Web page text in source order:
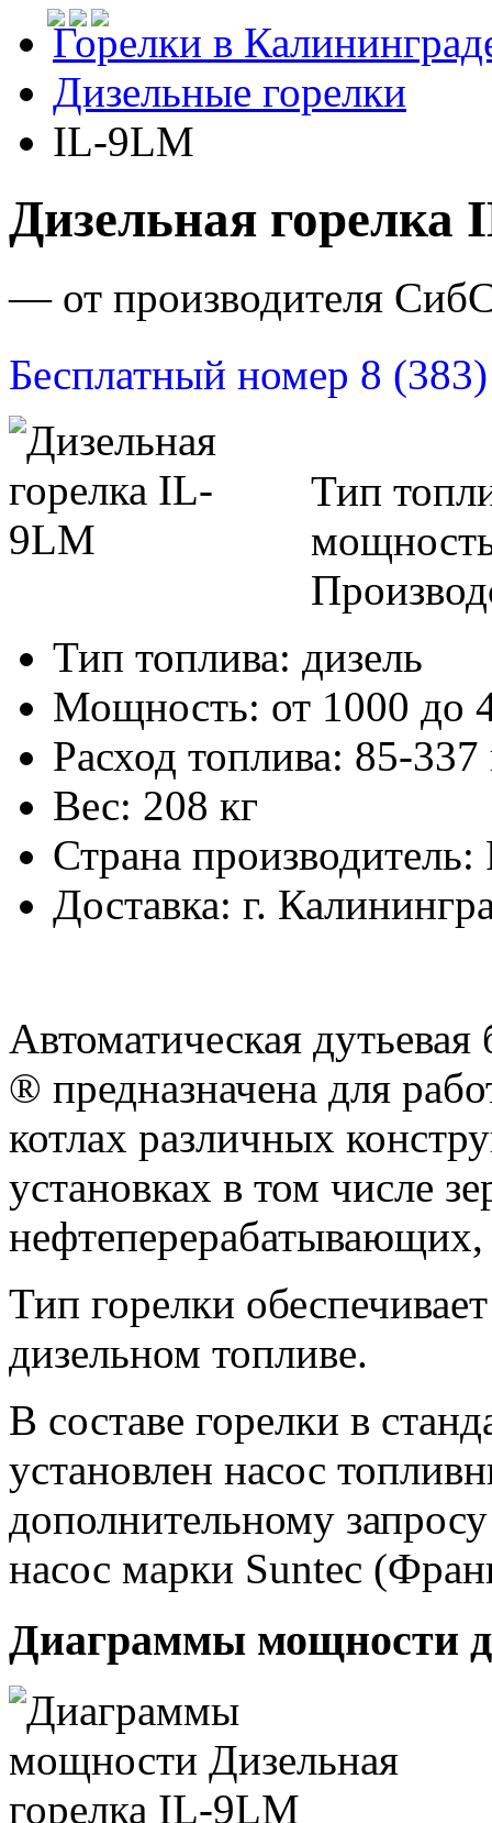
Горелки в
Дизельные горелки
IL-9LM
Дизельная
— от производителя
Бесплатный номер 8
Тип
Тип топлива: дизель
Мощность: от 1000 до
Расход топлива: 85-337
Вес: 208 кг
Страна производитель:
Доставка: г.
Автоматическая
® предназначена для
котлах различных
установках в том числе
нефтеперерабатывающих,
Тип горелки
дизельном топливе.
В составе горелки в
установлен насос
дополнительному
насос марки Suntec
Диаграммы мощности